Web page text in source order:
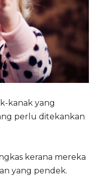
kanak yang
perlu ditekankan
kerana mereka
yang pendek.